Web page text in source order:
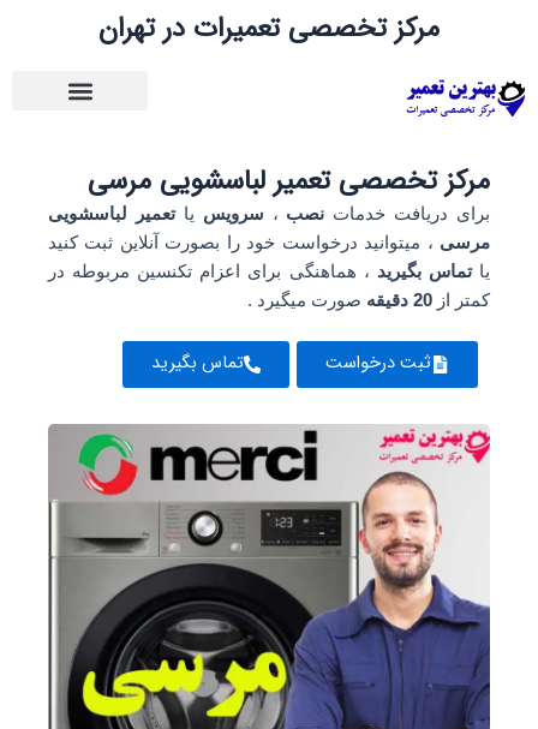
مرکز تخصصی تعمیرات در تهران
مرکز تخصصی تعمیر لباسشویی مرسی
برای دریافت خدمات نصب ، سرویس یاتعمیر لباسشویی
مرسی ، میتوانید درخواست خود را بصورت آنلاین ثبت کنید
یاتماس بگیرید ، هماهنگی برای اعزام تکنسین مربوطه در
کمتر از 20 دقیقه صورت میگیرد .
ثبت درخواست تماس بگیرید